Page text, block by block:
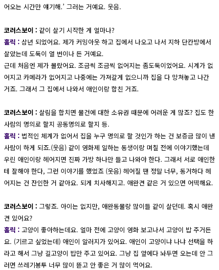
어오는 시간만 얘기해.’ 그러는 거예요. 웃음.
코러스보이 : 같이 살기 시작한 게 얼마나?
홀릭 : 삼년 되었어요. 제가 커밍아웃 하고 집에서 나오고 나서 지하 단칸방에서
살았는데 도둑이 열 번이나 든 거예요.
근데 처음엔 제가 몰랐어요. 조금씩 조금씩 없어지는 좀도둑이었어요. 시계가 없
어지고 카메라가 없어지고 나중에는 가져갈게 없으니까 집을 다 망쳐놓고 나간
거죠. 그래서 그 집에서 나와서 애인이랑 합친 거죠.
코러스보이 : 살림을 합치면 물건에 대한 소유권 때문에 어려운 게 많죠? 집도 한
사람의 명의로 할지 공동명의로 할지 등.
홀릭 : 법적인 체계가 없어서 집을 누구 명의로 할 것인가 하는 건 보증금 많이 낸
사람이 하게 되죠.(웃음) 같이 영화제 일하는 동생이랑 며칠 전에 이야기했는데
우린 애인이랑 헤어지면 진짜 가방 하나만 들고 나와야 한다. 그래서 서로 애인한
테 잘해야 한다, 그런 이야기를 했었죠 (웃음) 헤어질 땐 정말 너무, 동거하다 헤
어지는 건 잔인한 거 같아요. 되게 치사해지고. 애완견 같은 거 있으면 어떡해요.
코러스보이 : 그렇죠. 아이는 없지만, 애완동물랑 많이들 같이 살던데. 혹시 애완
견 있어요?
홀릭 : 고양이 좋아하는데요. 얼마 전에 고양이 영화 보고나서 고양이 밥 주거든
요. (기르고 싶었는데) 애인이 알러지가 있어요. 애인이 고양이냐 나냐 선택을 하
라고 해서 그냥 길고양이 밥만 주고 있어요. 그냥 집 앞에다 놔두면 오는데 안 그
러면 쓰레기봉투 너무 많이 뜯고 안 좋은 거 많이 먹어요.